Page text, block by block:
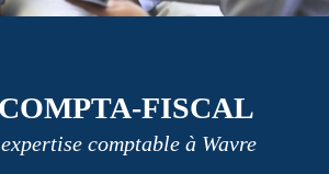
FISCAL
comptable à Wavre